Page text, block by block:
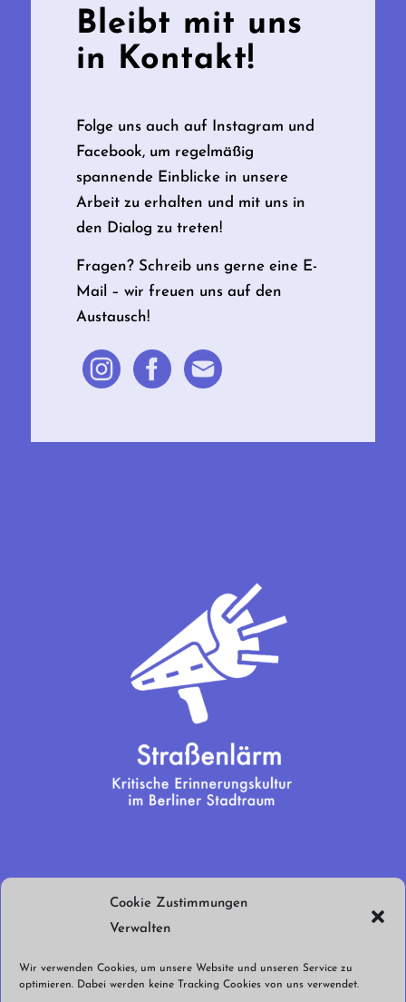
Cookie Zustimmungen
Verwalten
Wir verwenden Cookies, um unsere Website und unseren Service zu
optimieren. Dabei werden keine Tracking Cookies von uns verwendet.
Bleibt mit uns
in Kontakt!
Folge uns auch auf Instagram und
Facebook, um regelmäßig
spannende Einblicke in unsere
Arbeit zu erhalten und mit uns in
den Dialog zu treten!
Fragen? Schreib uns gerne eine E-
Mail – wir freuen uns auf den
Austausch!
euren Support!
Jetzt spenden!